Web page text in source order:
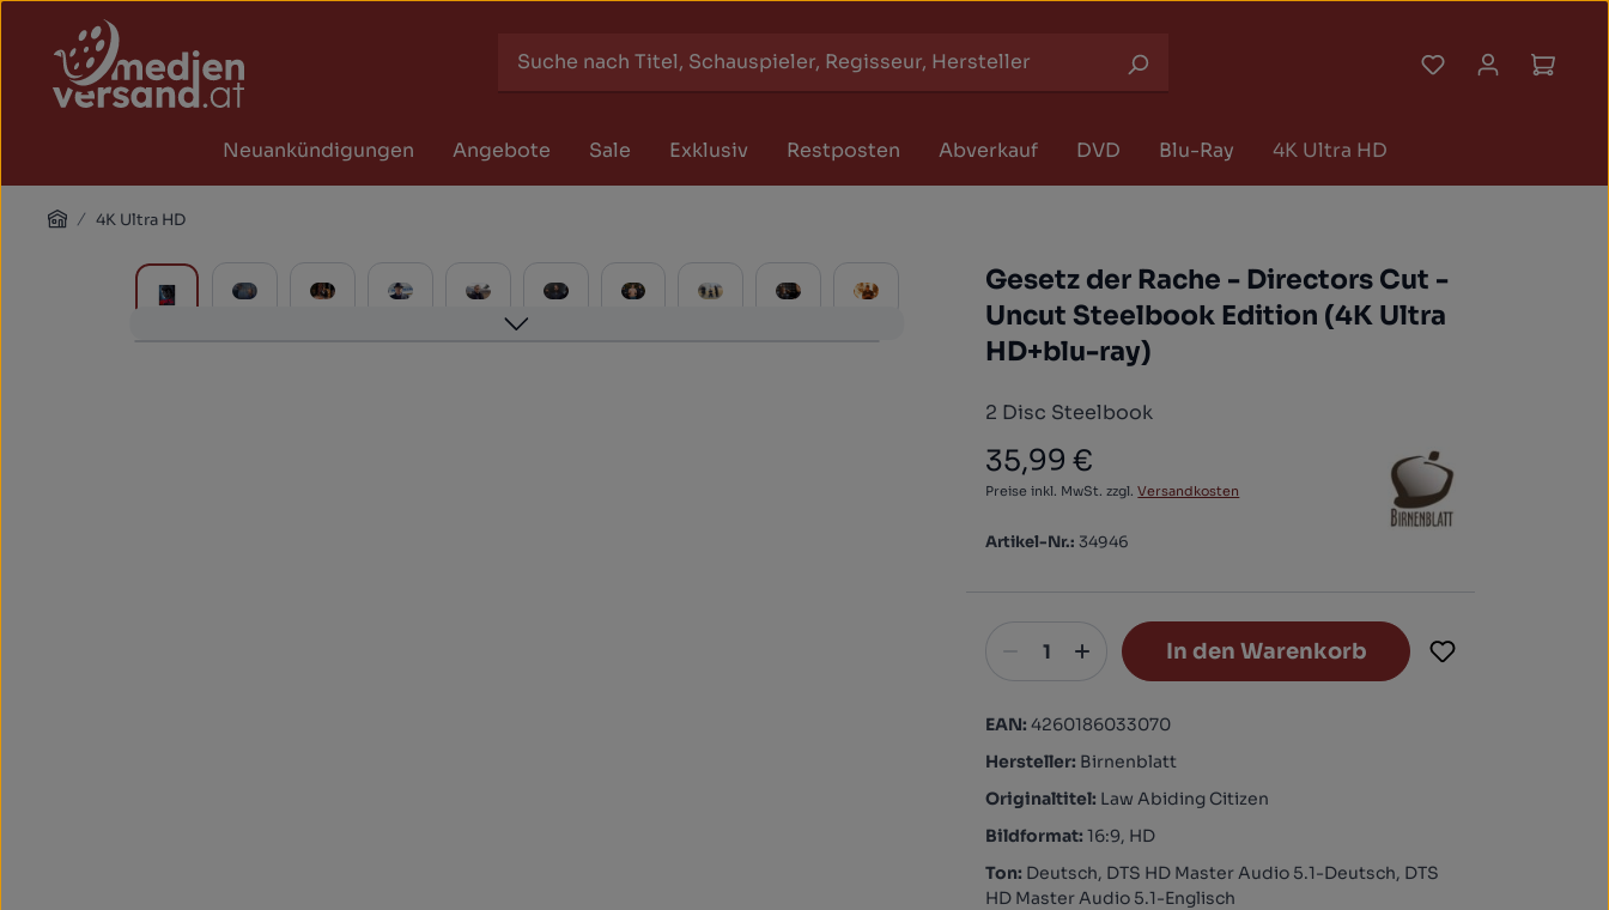
Zum Hauptinhalt springen
Zur Suche springen
Zur Hauptnavigation springen
Du hast 0
Neuankündigungen Angebote Sale Exklusiv Restposten Abverkauf DVD Blu-Ray 4K Ultra HD
Home4K Ultra HD
Bildergalerie überspringen
Gesetz der Rache - Directors Cut -
Uncut Steelbook Edition (4K Ultra
HD+blu-ray)
2 Disc Steelbook
Regulärer Preis:
35,99 €
Preise inkl. MwSt. zzgl.Versandkosten
Artikel-Nr.:34946
In den Warenkorb
EAN:4260186033070
Hersteller: Birnenblatt
Originaltitel: Law Abiding Citizen
Bildformat:16:9, HD
Ton: Deutsch, DTS HD Master Audio 5.1-Deutsch, DTS
HD Master Audio 5.1-Englisch